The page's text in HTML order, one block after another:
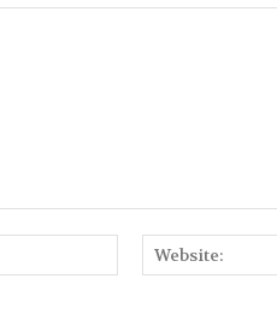
Posta:*